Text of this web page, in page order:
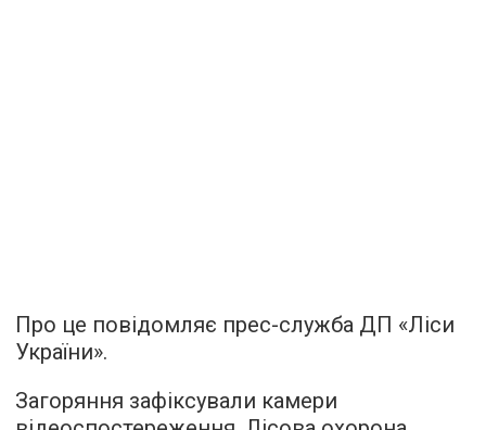
Про це повідомляє прес-служба ДП «Ліси
України».
Загоряння зафіксували камери